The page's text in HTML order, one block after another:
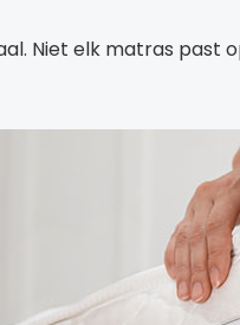
Niet elk matras past